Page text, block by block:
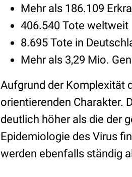
Mehr als 186.109
406.540 Tote weltweit
8.695 Tote in
Mehr als 3,29 Mio.
Aufgrund der Komplexität
orientierenden Charakter.
deutlich höher als die der
Epidemiologie des Virus
werden ebenfalls ständig